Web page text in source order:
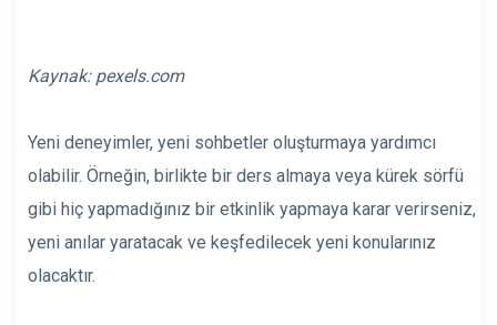
Kaynak: pexels.com
Yeni deneyimler, yeni sohbetler oluşturmaya yardımcı
olabilir. Örneğin, birlikte bir ders almaya veya kürek sörfü
gibi hiç yapmadığınız bir etkinlik yapmaya karar verirseniz,
yeni anılar yaratacak ve keşfedilecek yeni konularınız
olacaktır.